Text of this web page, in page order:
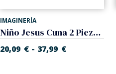
IMAGINERÍA
Niño Jesus Cuna 2 Piezas (Nacimiento Gloria)
20,09 € - 37,99 €